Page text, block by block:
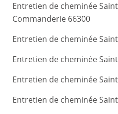
Entretien de cheminée
Commanderie 66300
Entretien de cheminée
Entretien de cheminée
Entretien de cheminée
Entretien de cheminée